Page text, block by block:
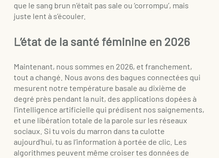
que le sang brun n’était pas sale ou ‘corrompu’, mais
juste lent à s’écouler.
L’état de la santé féminine en 2026
Maintenant, nous sommes en 2026, et franchement,
tout a changé. Nous avons des bagues connectées qui
mesurent notre température basale au dixième de
degré près pendant la nuit, des applications dopées à
l’intelligence artificielle qui prédisent nos saignements,
et une libération totale de la parole sur les réseaux
sociaux. Si tu vois du marron dans ta culotte
aujourd’hui, tu as l’information à portée de clic. Les
algorithmes peuvent même croiser tes données de